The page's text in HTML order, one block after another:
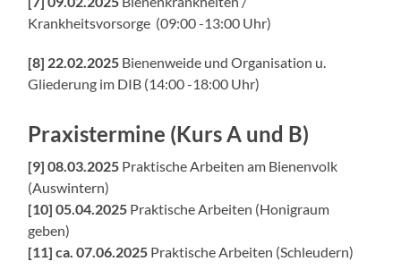
Krankheitsvorsorge (09:00 -13:00 Uhr)
[8] 22.02.2025 Bienenweide undOrganisation u.
Gliederung im DIB (14:00 -18:00 Uhr)
Praxistermine (Kurs A und B)
[9] 08.03.2025 Praktische Arbeiten am Bienenvolk
(Auswintern)
[10] 05.04.2025 Praktische Arbeiten (Honigraum
geben)
[11] ca. 07.06.2025 Praktische Arbeiten (Schleudern)